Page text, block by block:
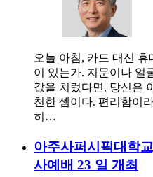
오늘 아침, 카드 대신
이 있는가. 지문이나 얼
값을 치렀다면, 당신은
천한 셈이다. 편리함이
히…
아주사퍼시픽대학
사예배 23 일 개최